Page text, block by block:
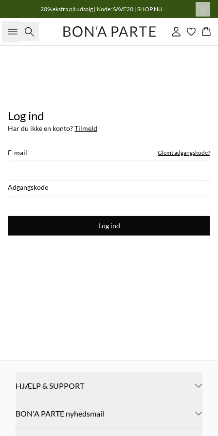
20% ekstra på udsalg | Kode: SAVE20 | SHOP NU
Søg Log ind
Log ind
Har du ikke en konto?Tilmeld
E-mail Glemt adgangskode?
Adgangskode
Log ind
HJÆLP & SUPPORT
BON'A PARTE nyhedsmail